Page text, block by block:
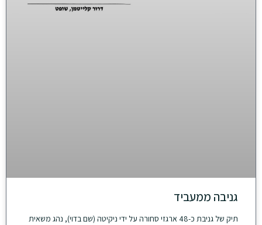
גניבה ממעביד
תיק של גניבת כ-48 ארגזי סחורה על ידי ניקיטה (שם בדוי), נהג משאית